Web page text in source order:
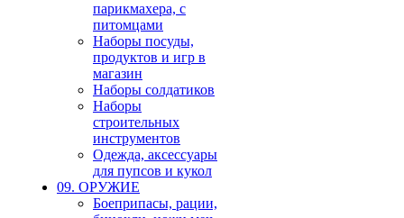
парикмахера, с
питомцами
Наборы посуды,
продуктов и игр в
магазин
Наборы солдатиков
Наборы
строительных
инструментов
Одежда, аксессуары
для пупсов и кукол
09. ОРУЖИЕ
Боеприпасы, рации,